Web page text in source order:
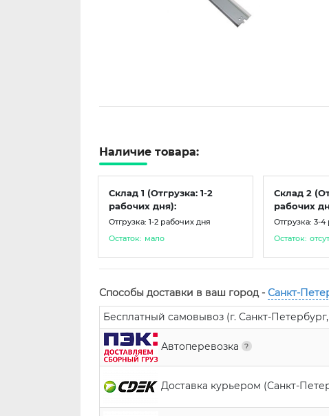
Наличие товара:
Склад 1 (Отгрузка: 1-2
рабочих дня):
Отгрузка: 1-2 рабочих дня
Остаток: мало
Склад 2
рабочих
Отгрузка: 3-
Остаток:
Способы доставки в ваш город - Санкт-
Бесплатный самовывоз (г. Санкт-
Автоперевозка
Доставка курьером (Санкт-